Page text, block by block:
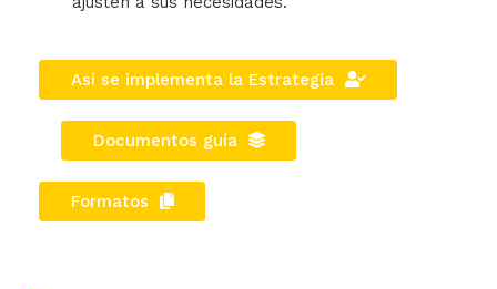
Así se implementa la Estrategia
Documentos guía
Formatos